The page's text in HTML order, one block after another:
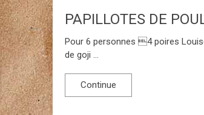
PAPILLOTES DE
Pour 6 personnes 4 poires
de goji …
Continue